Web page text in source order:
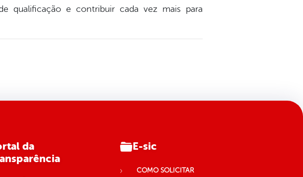
qualificação e contribuir cada vez mais para
da
E-sic
COMO SOLICITAR